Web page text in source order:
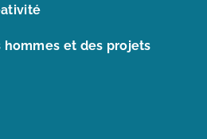
hommes et des projets